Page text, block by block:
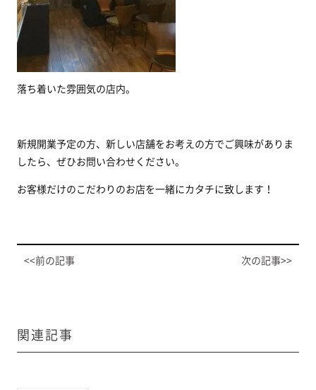
落ち着いた雰囲気の店内。
新規開業予定の方、新しい店舗をお考えの方でご興味がありま
したら、ぜひお問い合わせください。
お客様だけのこだわりのお店を一緒にカタチに致します！
<<前の記事 次の記事>>
関連記事